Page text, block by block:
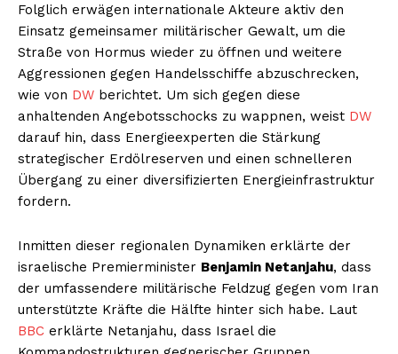
Folglich erwägen internationale Akteure aktiv den
Einsatz gemeinsamer militärischer Gewalt, um die
Straße von Hormus wieder zu öffnen und weitere
Aggressionen gegen Handelsschiffe abzuschrecken,
wie von DW berichtet. Um sich gegen diese
anhaltenden Angebotsschocks zu wappnen, weist DW
darauf hin, dass Energieexperten die Stärkung
strategischer Erdölreserven und einen schnelleren
Übergang zu einer diversifizierten Energieinfrastruktur
fordern.
Inmitten dieser regionalen Dynamiken erklärte der
israelische Premierminister Benjamin Netanjahu, dass
der umfassendere militärische Feldzug gegen vom Iran
unterstützte Kräfte die Hälfte hinter sich habe. Laut
BBC erklärte Netanjahu, dass Israel die